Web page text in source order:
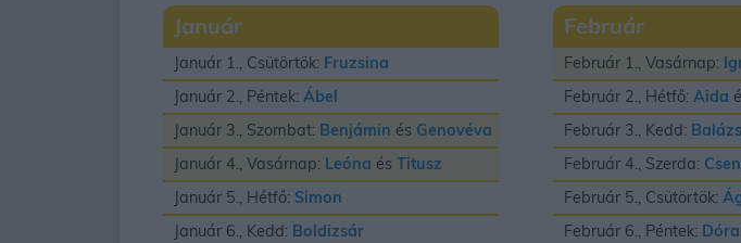
Január
Január 1., Csütörtök: Fruzsina
Január 2., Péntek: Ábel
Január 3., Szombat: Benjámin és Genovéva
Január 4., Vasárnap: Leóna és Titusz
Január 5., Hétfő: Simon
Január 6., Kedd: Boldizsár
Február
Február 1., Vasárnap:
Február 2., Hétfő: Aida
Február 3., Kedd: Balázs
Február 4., Szerda:
Február 5., Csütörtök:
Február 6., Péntek: Dóra